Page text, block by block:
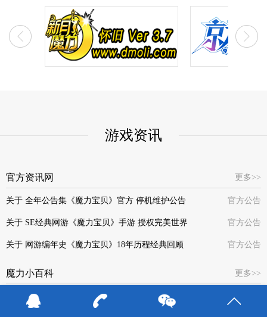
游戏资讯
官方资讯网 更多>>
关于 全年公告集《魔力宝贝》官方 停机维护公告 官方公告
关于 SE经典网游《魔力宝贝》手游 授权完美世界 官方公告
关于 网游编年史《魔力宝贝》18年历程经典回顾 官方公告
魔力小百科 更多>>
关于《魔力宝贝》任务攻略资料库-点击详情了解 官方公告